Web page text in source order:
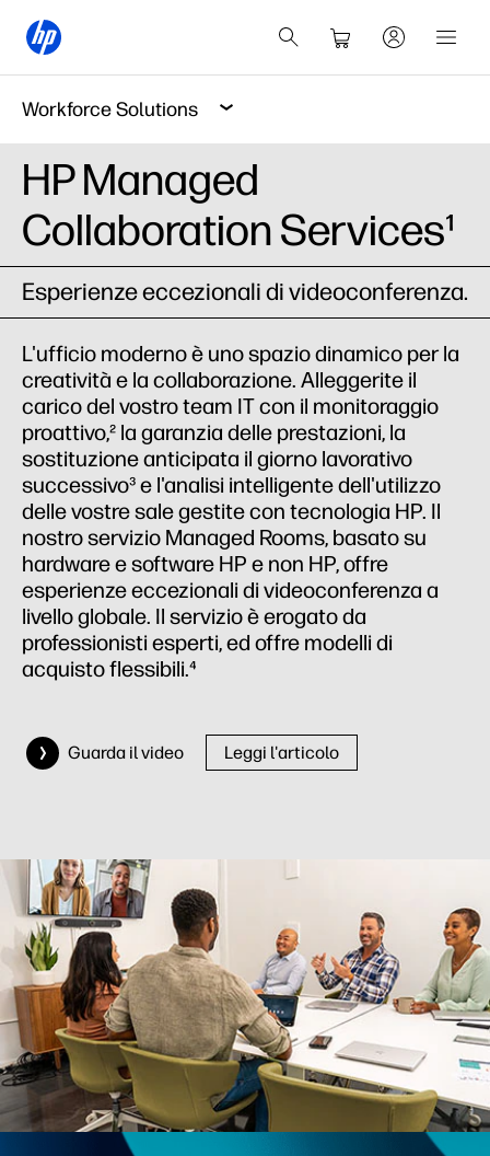
Workforce Solutions
HP Managed
Collaboration Services¹
Esperienze eccezionali di videoconferenza.
L'ufficio moderno è uno spazio dinamico per la
creatività e la collaborazione. Alleggerite il
carico del vostro team IT con il monitoraggio
proattivo,² la garanzia delle prestazioni, la
sostituzione anticipata il giorno lavorativo
successivo³ e l'analisi intelligente dell'utilizzo
delle vostre sale gestite con tecnologia HP. Il
nostro servizio Managed Rooms, basato su
hardware e software HP e non HP, offre
esperienze eccezionali di videoconferenza a
livello globale. Il servizio è erogato da
professionisti esperti, ed offre modelli di
acquisto flessibili.⁴
Guarda il video Leggi l'articolo